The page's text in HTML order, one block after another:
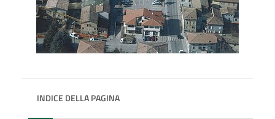
INDICE DELLA PAGINA